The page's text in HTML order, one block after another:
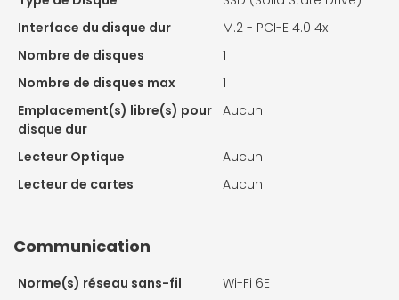
Interface du disque dur
M.2 - PCI-E 4.0 4x
Nombre de disques
1
Nombre de disques max
1
Emplacement(s) libre(s) pour
disque dur
Aucun
Lecteur Optique
Aucun
Lecteur de cartes
Aucun
Communication
Norme(s) réseau sans-fil
Wi-Fi 6E